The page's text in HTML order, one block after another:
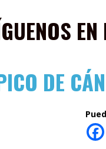
EN
DE